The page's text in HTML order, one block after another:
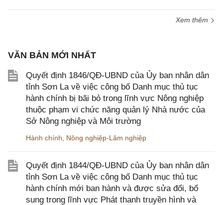
Xem thêm
VĂN BẢN MỚI NHẤT
Quyết định 1846/QĐ-UBND của Ủy ban nhân dân
tỉnh Sơn La về việc công bố Danh mục thủ tục
hành chính bị bãi bỏ trong lĩnh vực Nông nghiệp
thuộc phạm vi chức năng quản lý Nhà nước của
Sở Nông nghiệp và Môi trường
Hành chính Nông nghiệp-Lâm nghiệp
Quyết định 1844/QĐ-UBND của Ủy ban nhân dân
tỉnh Sơn La về việc công bố Danh mục thủ tục
hành chính mới ban hành và được sửa đổi, bổ
sung trong lĩnh vực Phát thanh truyền hình và